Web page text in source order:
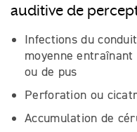
auditive de
Infections du
moyenne
ou de pus
Perforation ou
Accumulation de